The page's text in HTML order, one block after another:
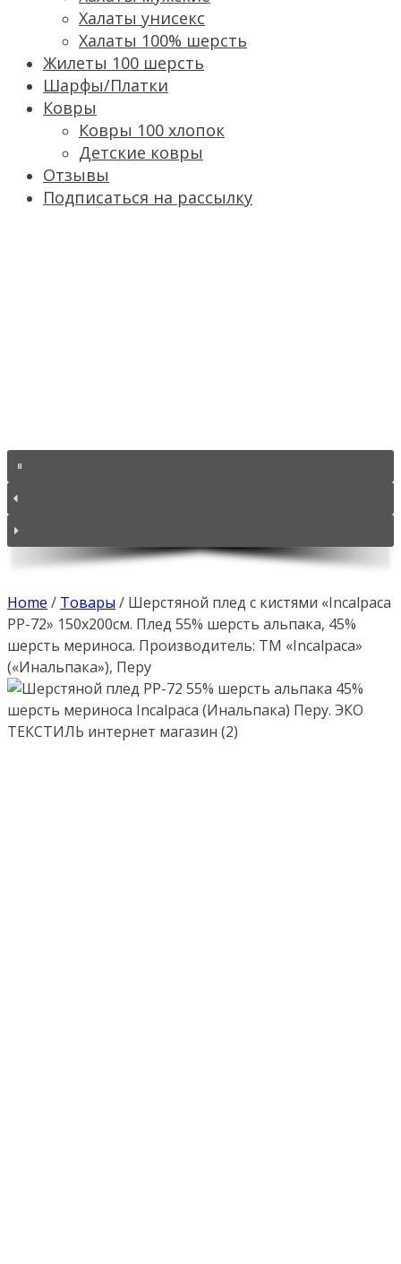
Халаты унисекс
Халаты 100% шерсть
Жилеты 100 шерсть
Шарфы/Платки
Ковры
Ковры 100 хлопок
Детские ковры
Отзывы
Подписаться на рассылку
Home / Товары / Шерстяной плед с кистями «Incalpaca
PP-72» 150х200см. Плед 55% шерсть альпака, 45%
шерсть мериноса. Производитель: ТМ «Incalpaca»
(«Инальпака»), Перу